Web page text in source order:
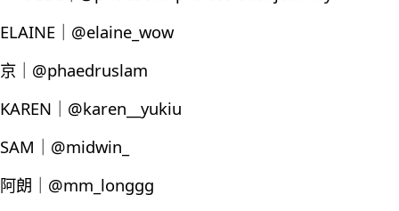
ELAINE｜@elaine_wow
京｜@phaedruslam
KAREN｜@karen__yukiu
SAM｜@midwin_
阿朗｜@mm_longgg